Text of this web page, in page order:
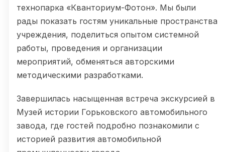
технопарка «Кванториум-Фотон». Мы были
рады показать гостям уникальные пространства
учреждения, поделиться опытом системной
работы, проведения и организации
мероприятий, обменяться авторскими
методическими разработками.
Завершилась насыщенная встреча экскурсией в
Музей истории Горьковского автомобильного
завода, где гостей подробно познакомили с
историей развития автомобильной